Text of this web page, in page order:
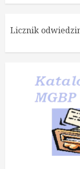
Licznik